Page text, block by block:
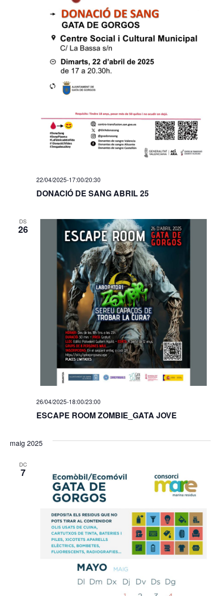
DONACIÓ DE SANG ABRIL 25
22/04/2025-17:00/20:30
DS
26
ESCAPE ROOM ZOMBIE_GATA JOVE
26/04/2025-18:00/23:00
maig 2025
DC
7